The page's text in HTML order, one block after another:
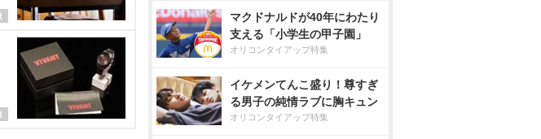
マクドナルドが40年にわたり
支える「小学生の甲子園」
オリコンタイアップ特集
イケメンてんこ盛り！尊すぎ
る男子の純情ラブに胸キュン
オリコンタイアップ特集